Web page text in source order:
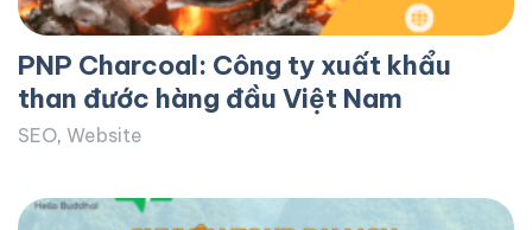
PNP Charcoal: Công ty xuất khẩu
than đước hàng đầu Việt Nam
SEO, Website